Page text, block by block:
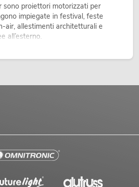
sono proiettori motorizzati per
impiegate in festival, feste
air, allestimenti architetturali e
all’esterno.